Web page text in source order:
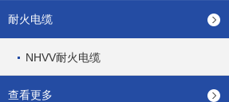
耐火电缆
NHVV耐火电缆
查看更多